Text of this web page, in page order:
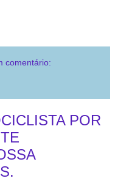
comentário:
POR